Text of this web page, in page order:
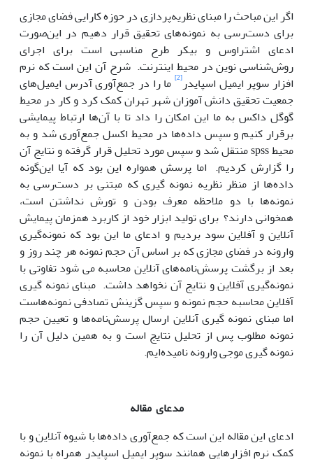
اگر این مباحث را مبنای نظریه‌پردازی در حوزه کارایی فضای مجازی
برای دست‌رسی به نمونه‌های تحقیق قرار دهیم در این‌صورت
ادعای اشتراوس و بیکر طرح مناسبی است برای اجرای
روش‌شناسی نوین در محیط اینترنت. شرح آن این است که نرم
افزار سوپر ایمیل اسپایدر[2]
ما را در جمع‌آوری آدرس ایمیل‌های
جمعیت تحقیق دانش آموزان شهر تهران کمک کرد و کار در محیط
گوگل داکس به ما این امکان را داد تا با آن‌ها ارتباط پیمایشی
برقرار کنیم و سپس داده‌ها در محیط اکسل جمع‌آوری شد و به
محیط spss منتقل شد و سپس مورد تحلیل قرار گرفته و نتایج آن
را گزارش کردیم. اما پرسش همواره این بود که آیا این‌گونه
داده‌ها از منظر نظریه نمونه گیری که مبتنی بر دست‌رسی به
نمونه‌ها با دو ملاحظه معرف بودن و تورش نداشتن است،
همخوانی دارند؟ برای تولید ابزار خود از کاربرد همزمان پیمایش
آنلاین و آفلاین سود بردیم و ادعای ما این بود که نمونه‌گیری
وارونه در فضای مجازی که بر اساس آن حجم نمونه هر چند روز و
بعد از برگشت پرسش‌نامه‌های آنلاین محاسبه می شود تفاوتی با
نمونه‌گیری آفلاین و نتایج آن نخواهد داشت. مبنای نمونه گیری
آفلاین محاسبه حجم نمونه و سپس گزینش تصادفی نمونه‌هاست
اما مبنای نمونه گیری آنلاین ارسال پرسش‌نامه‌ها و تعیین حجم
نمونه مطلوب پس از تحلیل نتایج است و به همین دلیل آن را
نمونه گیری موجی وارونه نامیده‌ایم.
مدعای مقاله
ادعای این مقاله این است که جمع‌آوری داده‌ها با شیوه آنلاین و با
کمک نرم افزارهایی همانند سوپر ایمیل اسپایدر همراه با نمونه